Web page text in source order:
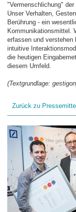
"Vermenschlichung"
Unser Verhalten,
Berührung - ein
Kommunikationsmittel.
erfassen und verstehen
intuitive
die heutigen
diesem Umfeld.
(Textgrundlage:
Zurück zu